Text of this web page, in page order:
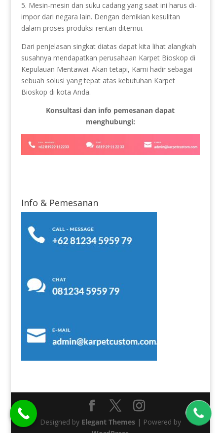
5. Mesin-mesin dan suku cadang yang saat ini harus di-
impor dari negara lain. Dengan demikian kesulitan
dalam proses produksi rentan ditemui.
Dari penjelasan singkat diatas dapat kita lihat alangkah
susahnya mendapatkan perusahaan Karpet Bioskop di
Kepulauan Mentawai. Akan tetapi, Kami hadir sebagai
sebuah solusi yang tepat atas kebutuhan Karpet
Bioskop di kota Anda.
Konsultasi dan info pemesanan dapat
menghubungi:
Info & Pemesanan
Designed by Elegant Themes| Powered by